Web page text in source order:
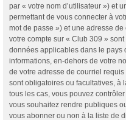
par « votre nom d’utilisateur ») et
permettant de vous connecter à
mot de passe ») et une adresse
votre compte sur « Club 309 »
données applicables dans le pays
informations, en-dehors de votre
de votre adresse de courriel
sont obligatoires ou facultatives, à
tous les cas, vous pouvez
vous souhaitez rendre publiques
vous abonner ou non à la liste de